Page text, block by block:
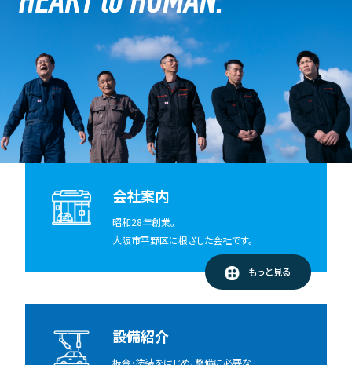
会社案内
昭和28年創業。
大阪市平野区に根ざした会社です。
もっと見る
設備紹介